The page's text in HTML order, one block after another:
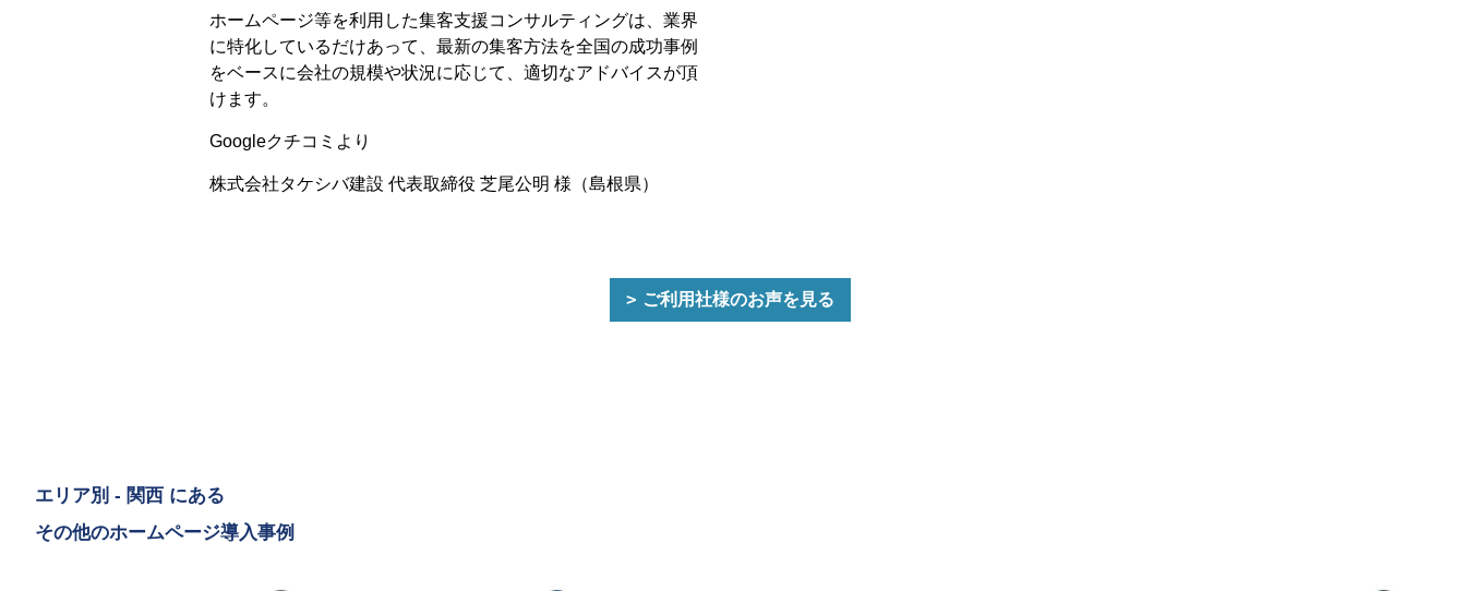
ホームページ等を利用した集客支援コンサルティングは、業界
に特化しているだけあって、最新の集客方法を全国の成功事例
をベースに会社の規模や状況に応じて、適切なアドバイスが頂
けます。
Googleクチコミより
株式会社タケシバ建設 代表取締役 芝尾公明 様（島根県）
ご利用社様のお声を見る
エリア別 - 関西 にある
その他のホームページ導入事例